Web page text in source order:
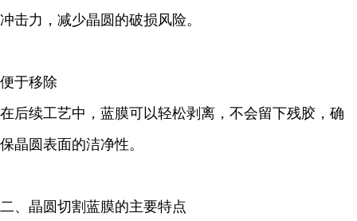
冲击力，减少晶圆的破损风险。
便于移除
在后续工艺中，蓝膜可以轻松剥离，不会留下残胶，确
保晶圆表面的洁净性。
二、晶圆切割蓝膜的主要特点